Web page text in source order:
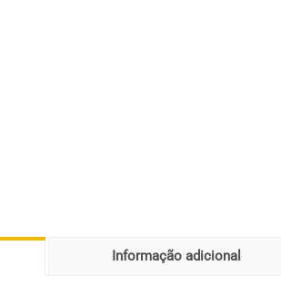
Informação adicional